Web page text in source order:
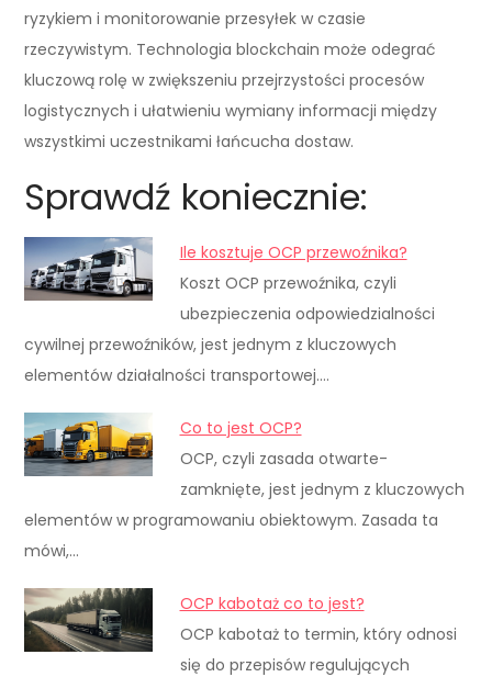
ryzykiem i monitorowanie przesyłek w czasie
rzeczywistym. Technologia blockchain może odegrać
kluczową rolę w zwiększeniu przejrzystości procesów
logistycznych i ułatwieniu wymiany informacji między
wszystkimi uczestnikami łańcucha dostaw.
Sprawdź koniecznie:
Ile kosztuje OCP przewoźnika?
Koszt OCP przewoźnika, czyli
ubezpieczenia odpowiedzialności
cywilnej przewoźników, jest jednym z kluczowych
elementów działalności transportowej.…
Co to jest OCP?
OCP, czyli zasada otwarte-
zamknięte, jest jednym z kluczowych
elementów w programowaniu obiektowym. Zasada ta
mówi,…
OCP kabotaż co to jest?
OCP kabotaż to termin, który odnosi
się do przepisów regulujących